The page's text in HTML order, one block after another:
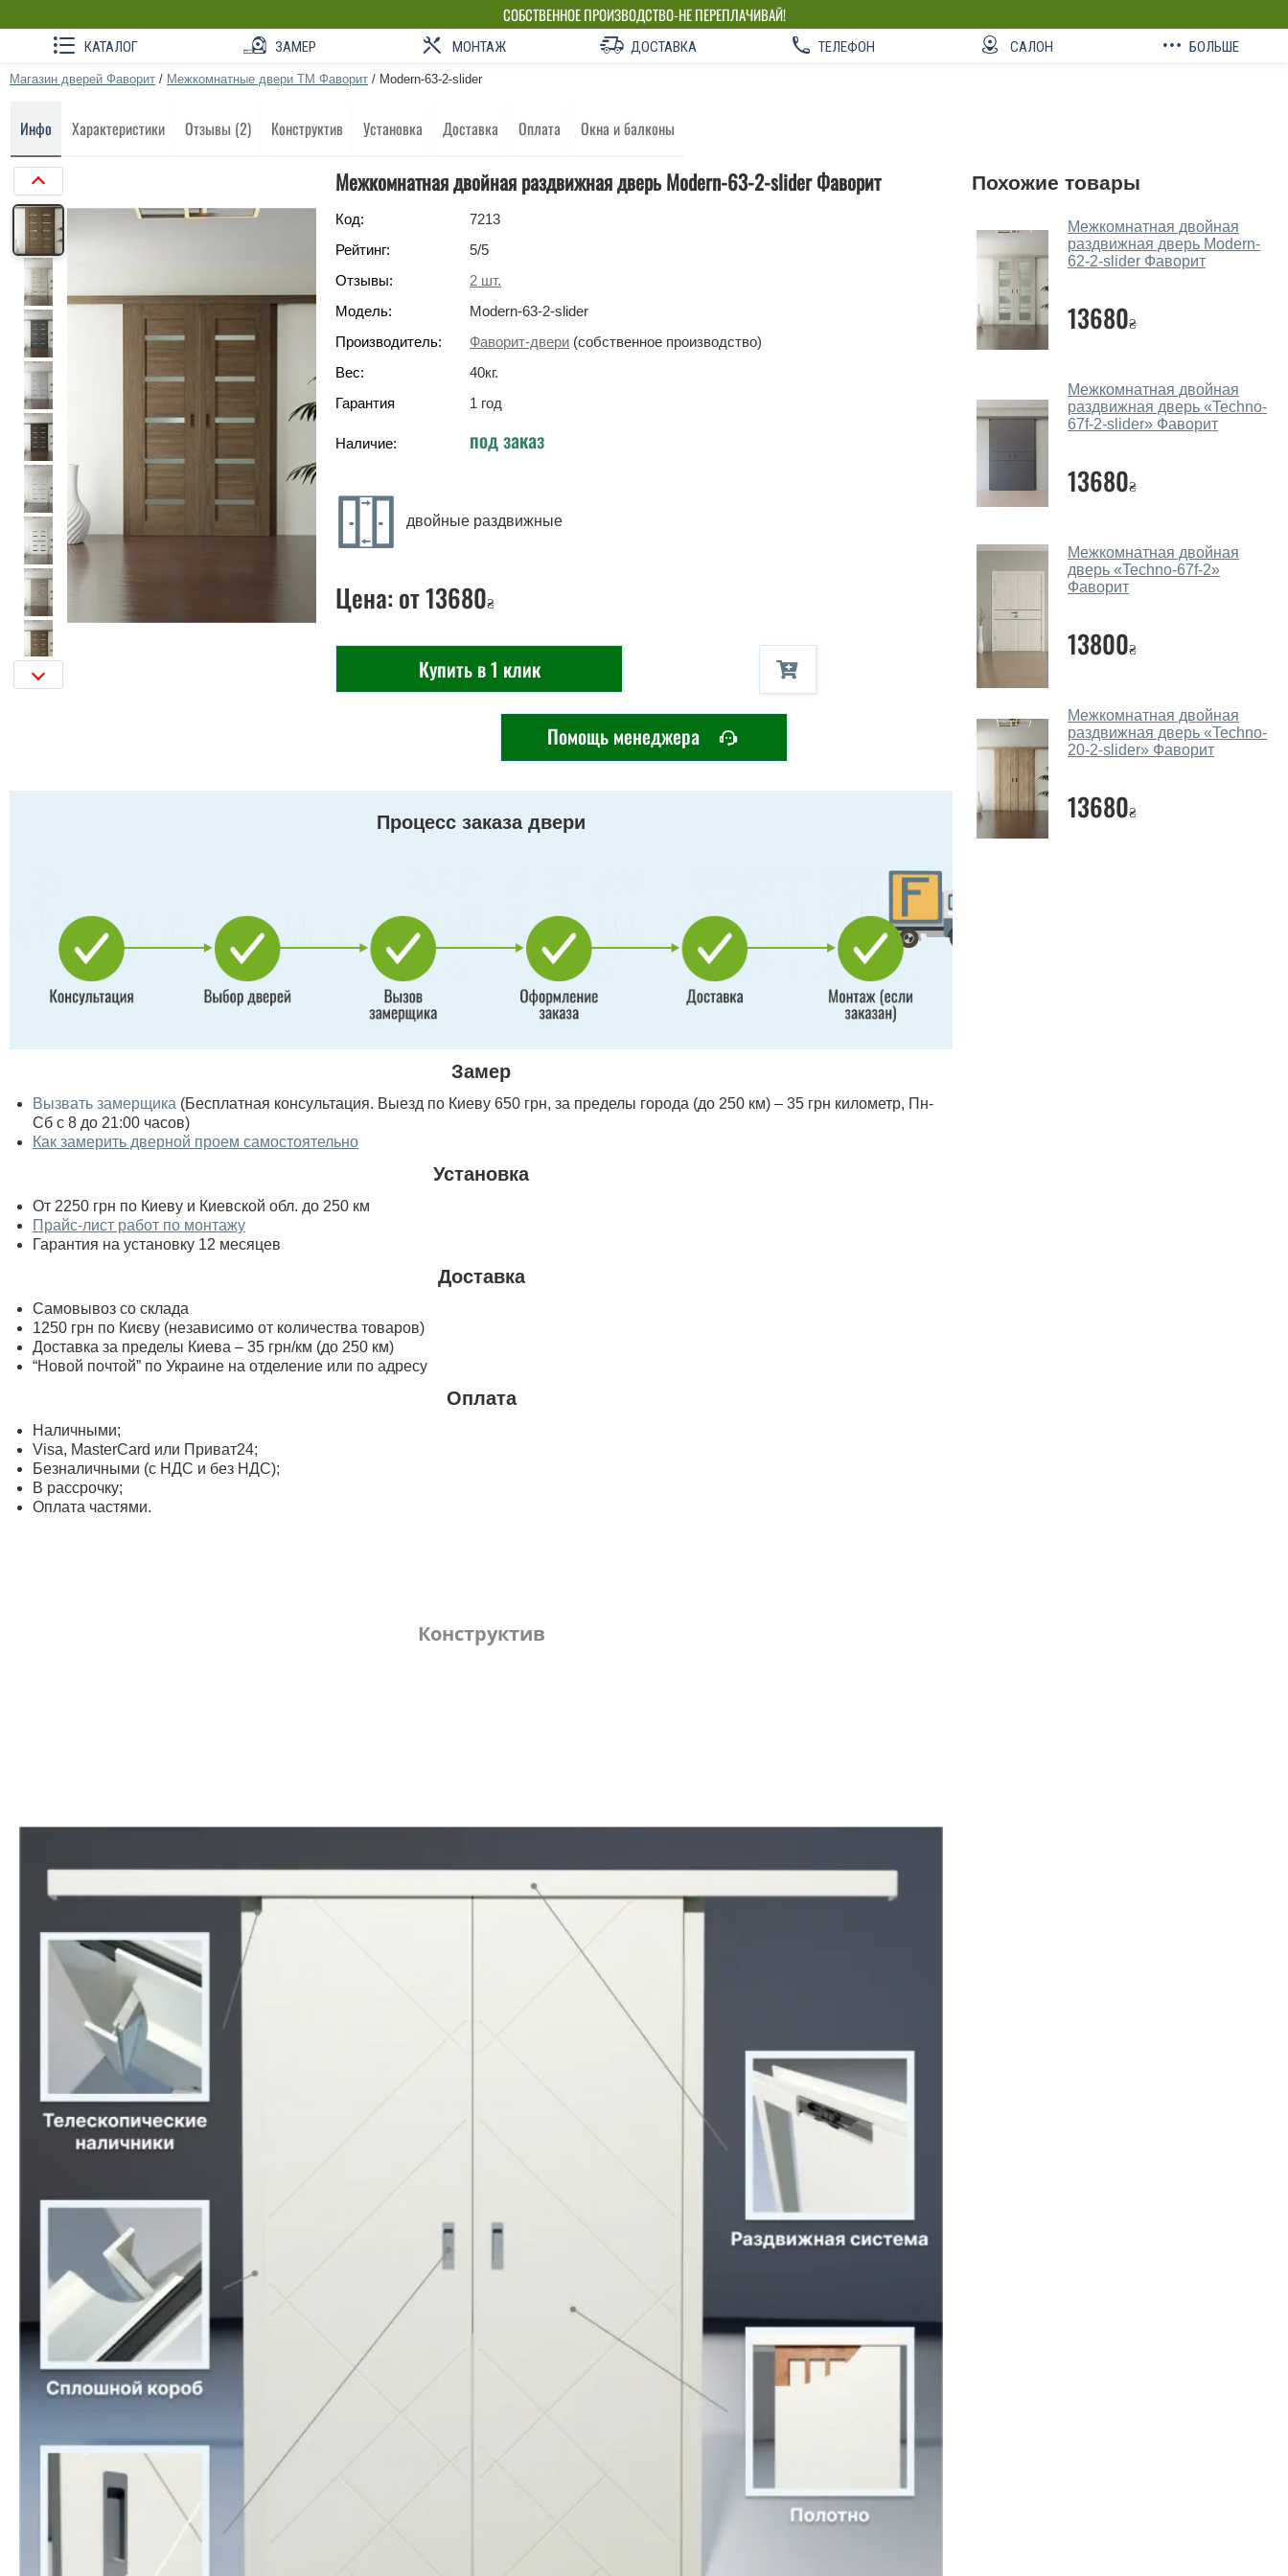
СОБСТВЕННОЕ ПРОИЗВОДСТВО-НЕ ПЕРЕПЛАЧИВАЙ!
КАТАЛОГ ЗАМЕР МОНТАЖ ДОСТАВКА ТЕЛЕФОН САЛОН БОЛЬШЕ
Магазин дверей Фаворит / Межкомнатные двери ТМ Фаворит / Modern-63-2-slider
Инфо Характеристики Отзывы (2) Конструктив Установка Доставка Оплата Окна и балконы
Межкомнатная двойная раздвижная дверь Modern-63-2-slider Фаворит
Код:
7213
Рейтинг:
5/5
Отзывы:
2 шт.
Модель:
Modern-63-2-slider
Производитель:
Фаворит-двери (собственное производство)
Вес:
40кг.
Гарантия
1 год
Наличие: под заказ
двойные раздвижные
Цена: от 13680₴
Купить в 1 клик
Помощь менеджера
Процесс заказа двери
Замер
Вызвать замерщика (Бесплатная консультация. Выезд по Киеву 650 грн, за пределы города (до 250 км) – 35 грн километр, Пн-
Сб с 8 до 21:00 часов)
Как замерить дверной проем самостоятельно
Установка
От 2250 грн по Киеву и Киевской обл. до 250 км
Прайс-лист работ по монтажу
Гарантия на установку 12 месяцев
Доставка
Самовывоз со склада
1250 грн по Києву (независимо от количества товаров)
Доставка за пределы Киева – 35 грн/км (до 250 км)
“Новой почтой” по Украине на отделение или по адресу
Оплата
Наличными;
Visa, MasterСard или Приват24;
Безналичными (с НДС и без НДС);
В рассрочку;
Оплата частями.
Конструктив
Похожие товары
Межкомнатная двойная
раздвижная дверь Modern-
62-2-slider Фаворит
13680₴
Межкомнатная двойная
раздвижная дверь «Techno-
67f-2-slider» Фаворит
13680₴
Межкомнатная двойная
дверь «Techno-67f-2»
Фаворит
13800₴
Межкомнатная двойная
раздвижная дверь «Techno-
20-2-slider» Фаворит
13680₴